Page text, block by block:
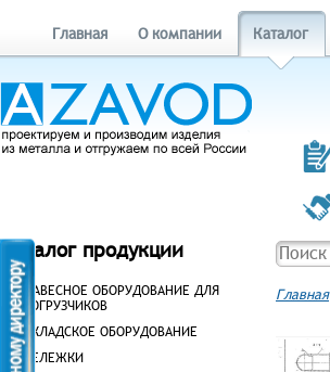
Главная О компании Каталог
Каталог продукции
НАВЕСНОЕ ОБОРУДОВАНИЕ ДЛЯ
ПОГРУЗЧИКОВ
СКЛАДСКОЕ ОБОРУДОВАНИЕ
ТЕЛЕЖКИ
Главная